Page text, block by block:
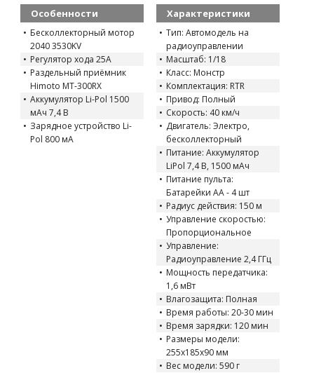
Особенности
Бесколлекторный мотор
2040 3530KV
Регулятор хода 25A
Раздельный приёмник
Himoto MT-300RX
Аккумулятор Li-Pol 1500
мАч 7,4 В
Зарядное устройство Li-
Pol 800 мА
Характеристики
Тип: Автомодель на
радиоуправлении
Масштаб: 1/18
Класс: Монстр
Комплектация: RTR
Привод: Полный
Скорость: 40 км/ч
Двигатель: Электро,
бесколлекторный
Питание: Аккумулятор
LiPol 7,4 В, 1500 мАч
Питание пульта:
Батарейки AA - 4 шт
Радиус действия: 150 м
Управление скоростью:
Пропорциональное
Управление:
Радиоуправление 2,4 ГГц
Мощность передатчика:
1,6 мВт
Влагозащита: Полная
Время работы: 20-30 мин
Время зарядки: 120 мин
Размеры модели:
255x185x90 мм
Вес модели: 590 г